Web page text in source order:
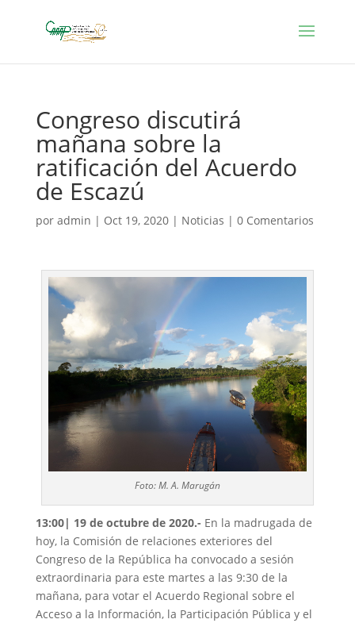
Congreso discutirá
mañana sobre la
ratificación del Acuerdo
de Escazú
por admin | Oct 19, 2020| Noticias | 0 Comentarios
Foto: M. A. Marugán
13:00| 19 de octubre de 2020.- En la madrugada de
hoy, la Comisión de relaciones exteriores del
Congreso de la República ha convocado a sesión
extraordinaria para este martes a las 9:30 de la
mañana, para votar el Acuerdo Regional sobre el
Acceso a la Información, la Participación Pública y el